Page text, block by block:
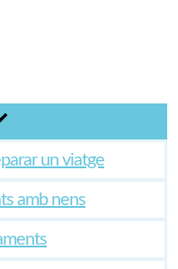
un viatge
amb nens